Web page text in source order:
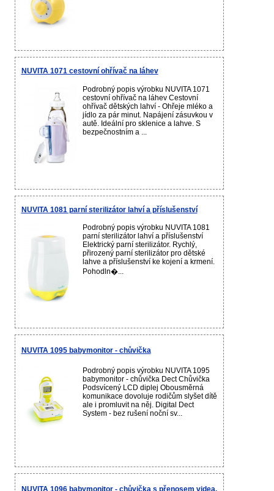
NUVITA 1071 cestovní ohřívač na láhev
Podrobný popis výrobku NUVITA 1071
cestovní ohřívač na láhev Cestovní
ohřívač dětských lahví - Ohřeje mléko a
jídlo za pár minut. Napájení zásuvkou v
autě. Ideální pro sklenice a lahve. S
bezpečnostním a ...
NUVITA 1081 parní sterilizátor lahví a příslušenství
Podrobný popis výrobku NUVITA 1081
parní sterilizátor lahví a příslušenství
Elektrický parní sterilizátor. Rychlý,
přirozený parní sterilizátor pro dětské
lahve a příslušenství ke kojení a krmení.
Pohodln�...
NUVITA 1095 babymonitor - chůvička
Podrobný popis výrobku NUVITA 1095
babymonitor - chůvička Dect Chůvička
Podsvícený LCD diplej Obousměrná
komunikace dovoluje rodičům slyšet dítě
ale i promluvit na něj. Digital Dect
System - bez rušení noční sv...
NUVITA 1096 babymonitor - chůvička s přenosem videa,